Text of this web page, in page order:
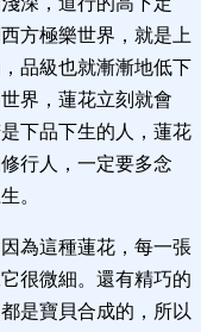
方極樂世界，就是上
品級也就漸漸地低下
界，蓮花立刻就會
下品下生的人，蓮花
行人，一定要多念
。
為這種蓮花，每一張
很微細。還有精巧的
是寶貝合成的，所以